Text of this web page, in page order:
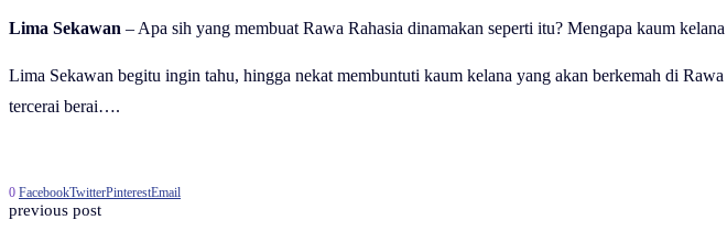
Lima Sekawan – Apa sih yang membuat Rawa Rahasia dinamakan seperti itu? Mengapa kaum
Lima Sekawan begitu ingin tahu, hingga nekat membuntuti kaum kelana yang akan berkemah di
tercerai berai….
0 FacebookTwitterPinterestEmail
previous post